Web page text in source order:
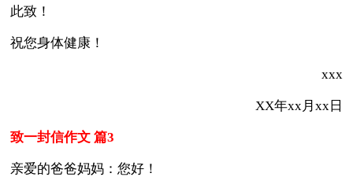
此致！
祝您身体健康！
xxx
XX年xx月xx日
致一封信作文 篇3
亲爱的爸爸妈妈：您好！